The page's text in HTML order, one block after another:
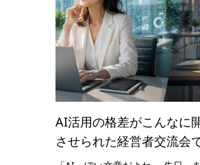
AI活用の格差がこんなに
させられた経営者交流会